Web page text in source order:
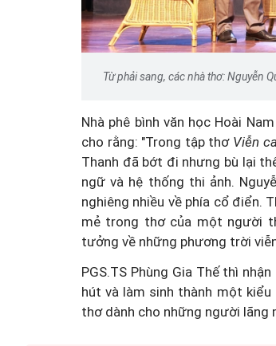
Từ phải sang, các nhà thơ: Nguyễn
Nhà phê bình văn học Hoài
cho rằng: "Trong tập thơ Viễn
Thanh đã bớt đi nhưng bù lại
ngữ và hệ thống thi ảnh.
nghiêng nhiều về phía cổ điển.
mẻ trong thơ của một người
tưởng về những phương trời
PGS.TS Phùng Gia Thế thì nhận
hút và làm sinh thành một
thơ dành cho những người lãng